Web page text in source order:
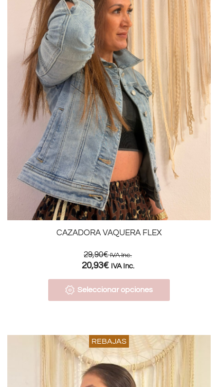
CAZADORA VAQUERA FLEX
29,90€ IVA Inc.
20,93€ IVA Inc.
Seleccionar opciones
REBAJAS